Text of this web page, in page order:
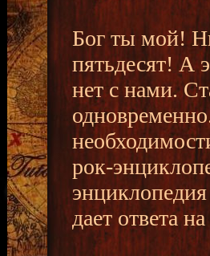
Бог ты мой!
пятьдесят! А
нет с нами.
рок-
дает ответа